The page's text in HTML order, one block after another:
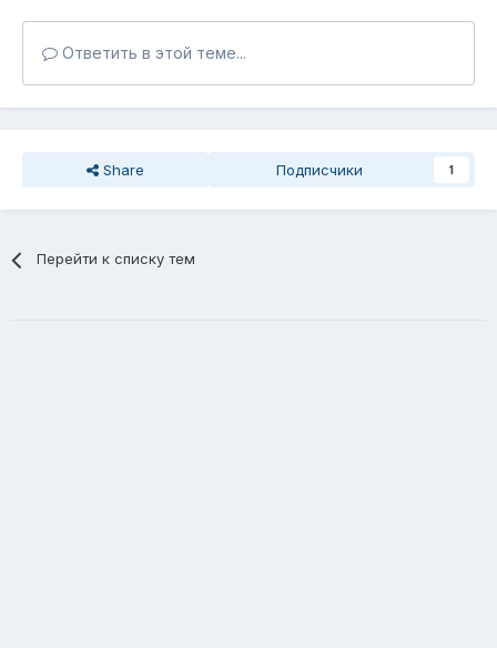
Ответить в этой теме...
Share Подписчики 1
Перейти к списку тем